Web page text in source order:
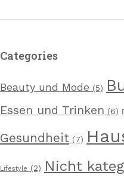
Categories
Beauty und Mode (5)
Essen und Trinken (6)
Gesundheit (7)
Lifestyle (2) Nicht